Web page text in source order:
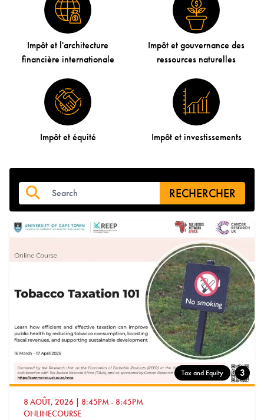
Impôt et l'architecture
financière internationale
Impôt et gouvernance des
ressources naturelles
Impôt et équité Impôt et investissements
RECHERCHER
Tax and Equity 3
8 AOÛT, 2026 | 8:45PM - 8:45PM
ONLINECOURSE